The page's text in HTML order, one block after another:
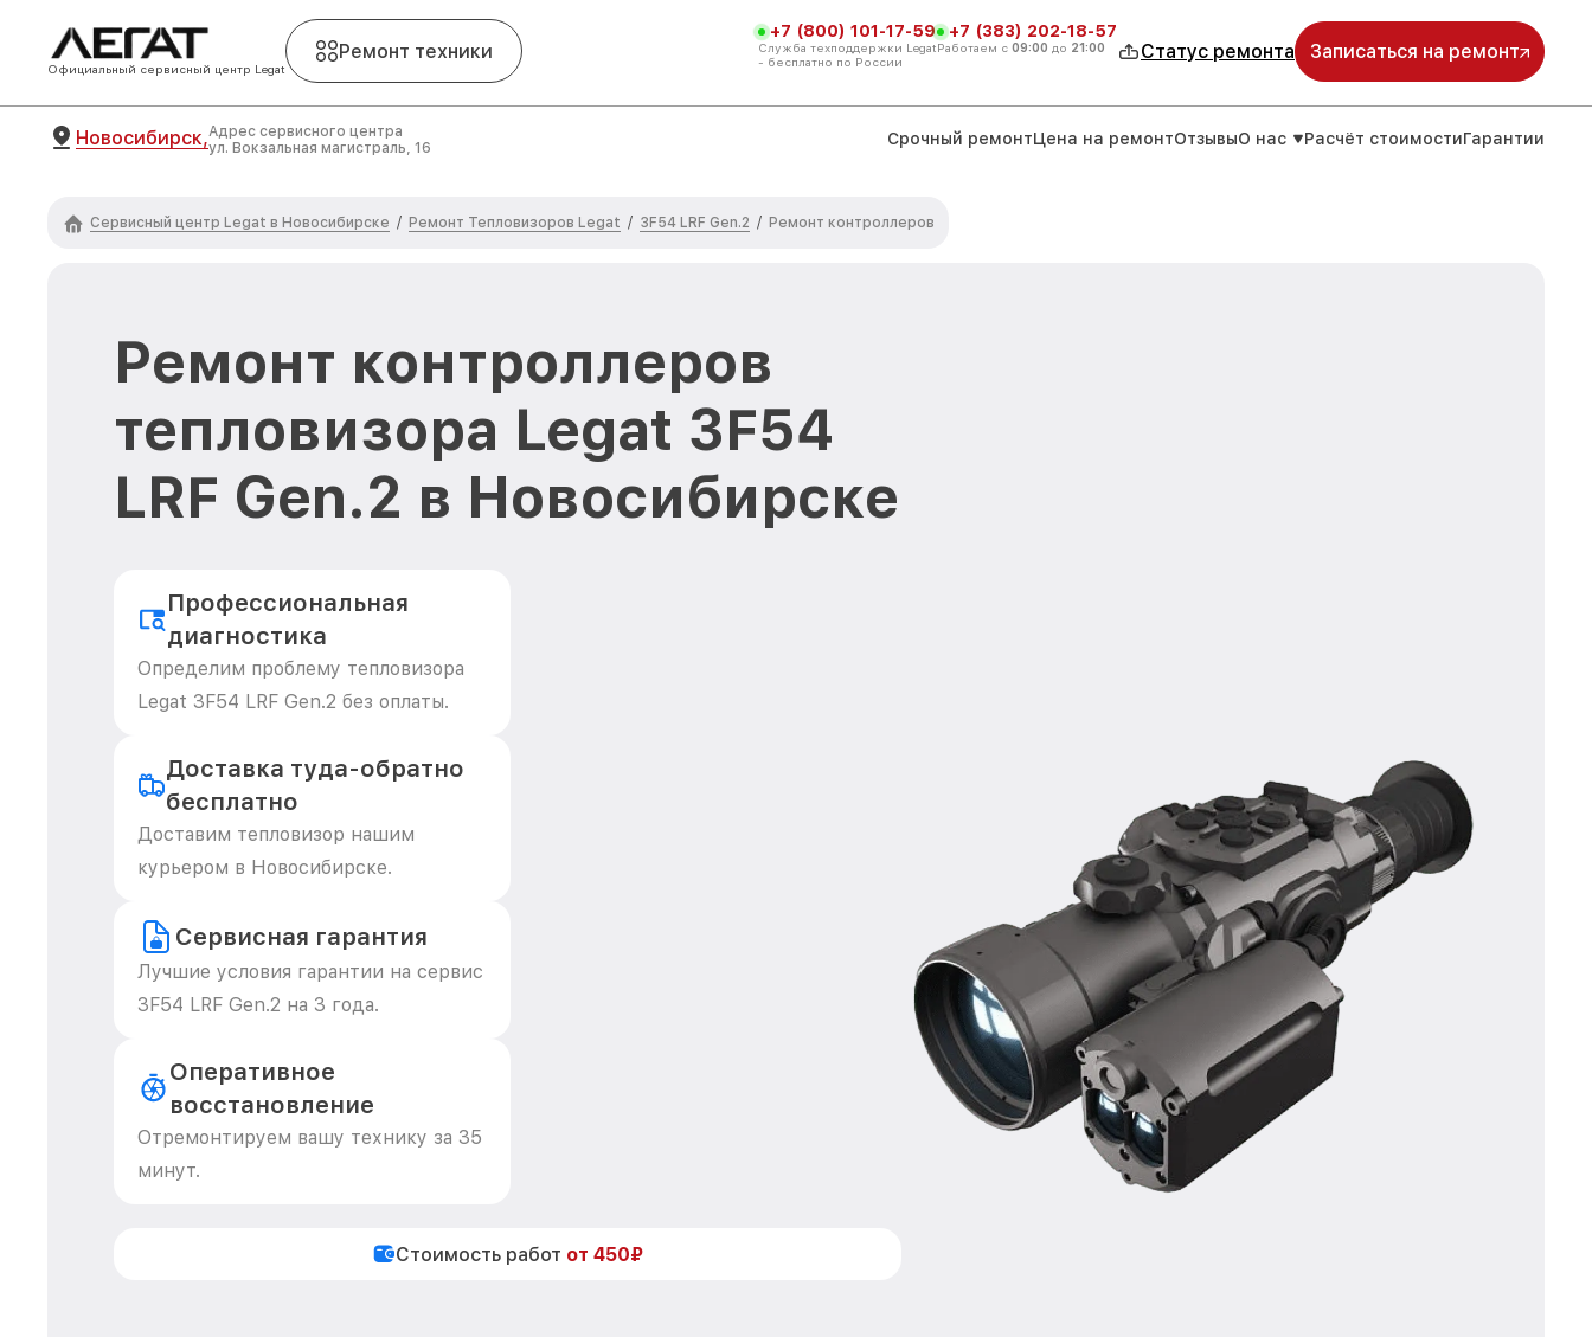
Официальный сервисный центр Legat
Ремонт техники
+7 (800) 101-17-59
Служба техподдержки Legat
- бесплатно по России
+7 (383) 202-18-57
Работаем с 09:00 до 21:00 Статус ремонта Записаться на ремонт
Новосибирск,Адрес сервисного центра
ул. Вокзальная магистраль, 16
Срочный ремонтЦена на ремонтОтзывыО нас Расчёт стоимостиГарантии
Сервисный центр Legat в Новосибирске / Ремонт Тепловизоров Legat / 3F54 LRF Gen.2 / Ремонт контроллеров
Ремонт контроллеров
тепловизора Legat 3F54
LRF Gen.2 в Новосибирске
Профессиональная
диагностика
Определим проблему тепловизора
Legat 3F54 LRF Gen.2 без оплаты.
Доставка туда-обратно
бесплатно
Доставим тепловизор нашим
курьером в Новосибирске.
Сервисная гарантия
Лучшие условия гарантии на сервис
3F54 LRF Gen.2 на 3 года.
Оперативное
восстановление
Отремонтируем вашу технику за 35
минут.
Стоимость работ от 450₽